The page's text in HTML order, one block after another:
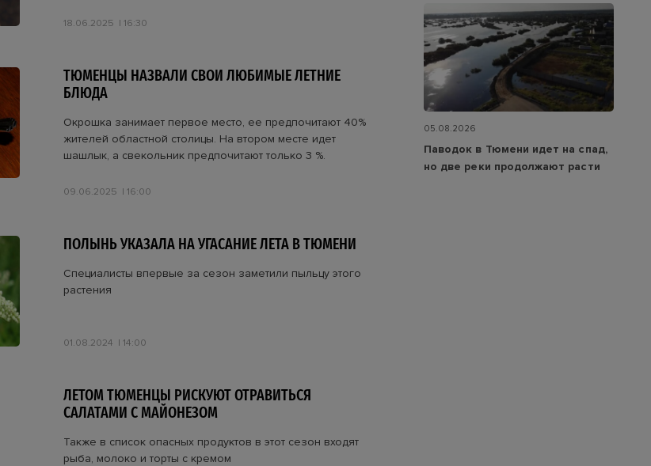
18.06.2025 16:30
ТЮМЕНЦЫ НАЗВАЛИ СВОИ ЛЮБИМЫЕ ЛЕТНИЕ
БЛЮДА
Окрошка занимает первое место, ее предпочитают 40%
жителей областной столицы. На втором месте идет
шашлык, а свекольник предпочитают только 3 %.
09.06.2025 16:00
ПОЛЫНЬ УКАЗАЛА НА УГАСАНИЕ ЛЕТА В ТЮМЕНИ
Специалисты впервые за сезон заметили пыльцу этого
растения
01.08.2024 14:00
ЛЕТОМ ТЮМЕНЦЫ РИСКУЮТ ОТРАВИТЬСЯ
САЛАТАМИ С МАЙОНЕЗОМ
Также в список опасных продуктов в этот сезон входят
рыба, молоко и торты с кремом
05.08.2026
Паводок в Тюмени идет на спад,
но две реки продолжают расти